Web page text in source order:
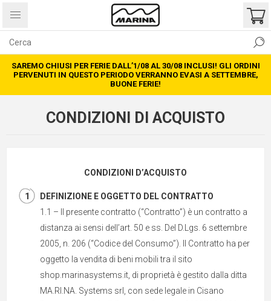
SAREMO CHIUSI PER FERIE DALL’1/08 AL 30/08 INCLUSI! GLI ORDINI
PERVENUTI IN QUESTO PERIODO VERRANNO EVASI A SETTEMBRE,
BUONE FERIE!
CONDIZIONI DI ACQUISTO
CONDIZIONI D’ACQUISTO
DEFINIZIONE E OGGETTO DEL CONTRATTO
1.1 – Il presente contratto (“Contratto”) è un contratto a
distanza ai sensi dell’art. 50 e ss. Del D.Lgs. 6 settembre
2005, n. 206 (“Codice del Consumo”). Il Contratto ha per
oggetto la vendita di beni mobili tra il sito
shop.marinasystems.it, di proprietà è gestito dalla ditta
MA.RI.NA. Systems srl, con sede legale in Cisano